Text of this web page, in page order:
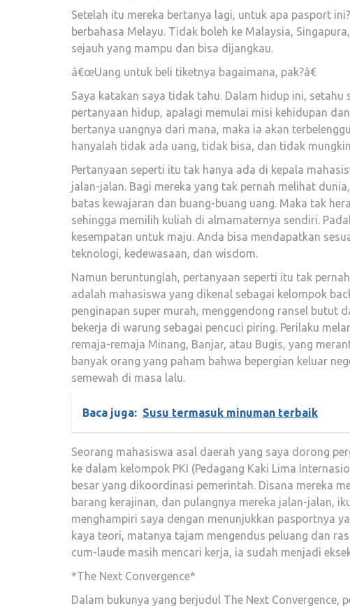
Setelah itu mereka bertanya lagi, untuk apa pasport
berbahasa Melayu. Tidak boleh ke Malaysia,
sejauh yang mampu dan bisa dijangkau.
â€œUang untuk beli tiketnya bagaimana, pak?â€
Saya katakan saya tidak tahu. Dalam hidup ini,
pertanyaan hidup, apalagi memulai misi kehidupan
bertanya uangnya dari mana, maka ia akan
hanyalah tidak ada uang, tidak bisa, dan tidak
Pertanyaan seperti itu tak hanya ada di kepala
jalan-jalan. Bagi mereka yang tak pernah melihat
batas kewajaran dan buang-buang uang. Maka tak
sehingga memilih kuliah di almamaternya sendiri.
kesempatan untuk maju. Anda bisa mendapatkan
teknologi, kedewasaan, dan wisdom.
Namun beruntunglah, pertanyaan seperti itu tak
adalah mahasiswa yang dikenal sebagai kelompok
penginapan super murah, menggendong ransel butut
bekerja di warung sebagai pencuci piring. Perilaku
remaja-remaja Minang, Banjar, atau Bugis, yang
banyak orang yang paham bahwa bepergian keluar
semewah di masa lalu.
Baca juga: Susu termasuk minuman terbaik
Seorang mahasiswa asal daerah yang saya dorong
ke dalam kelompok PKI (Pedagang Kaki Lima
besar yang dikoordinasi pemerintah. Disana mereka
barang kerajinan, dan pulangnya mereka jalan-jalan,
menghampiri saya dengan menunjukkan pasportnya
kaya teori, matanya tajam mengendus peluang dan
cum-laude masih mencari kerja, ia sudah menjadi
*The Next Convergence*
Dalam bukunya yang berjudul The Next Convergence,